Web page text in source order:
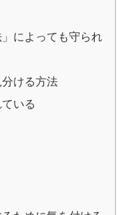
によっても守られ
ける方法
いる